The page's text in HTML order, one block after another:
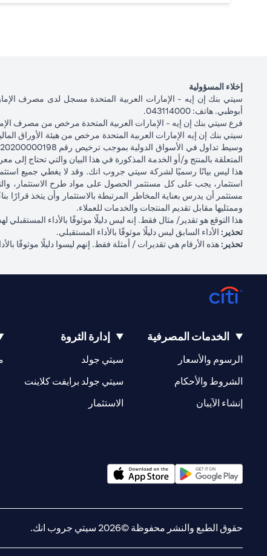
إخلاء المسؤولية
أبوظبي. هاتف: 043114000.
فرع سيتي بنك إن إيه - الإمارات العربية المتحدة مرخص من مصرف
المتعلقة بالمنتج و/أو الخدمة المذكورة في هذا البيان والتي تحتاج إلى
هذا ليس بيانًا رسميًا لشركة سيتي جروب انك. وقد لا يغطي جميع
استثمار، يجب على كل مستثمر الحصول على مواد طرح الاستثمار،
مستثمر أن يدرس بعناية المخاطر المرتبطة بالاستثمار وأن يتخذ
وممثليها مقابل تقديم المنتجات والخدمات للعملاء.
هذا التوقع هو تقدير/ مثال فقط. إنه ليس دليلًا موثوقًا بالأداء
تحذير: الأداء السابق ليس دليلًا موثوقًا بالأداء المستقبلي.
تحذير:هذه الأرقام هي تقديرات / أمثلة فقط. إنهم ليسوا دليلًا موثوقًا
الخدمات المصرفية
الرسوم والأسعار
الشروط والأحكام
إنشاء الآيبان
إدارة الثروة
سيتي جولد
سيتي جولد برايفت كلاينت
الاستثمار
حقوق الطبع والنشر محفوظة ©2026 سيتي جروب انك.